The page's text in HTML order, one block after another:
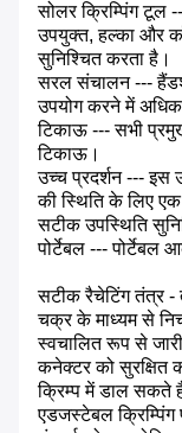
सोलर क्रिम्पिंग
उपयुक्त, हल्का और
सुनिश्चित करता है।
सरल संचालन ---
उपयोग करने में
टिकाऊ --- सभी
टिकाऊ।
उच्च प्रदर्शन --- इस
की स्थिति के लिए
सटीक उपस्थिति
पोर्टेबल ---
सटीक रैचेटिंग तंत्र -
चक्र के माध्यम से
स्वचालित रूप से
कनेक्टर को सुरक्षित
क्रिम्प में डाल सकते
एडजस्टेबल क्रिम्पिंग